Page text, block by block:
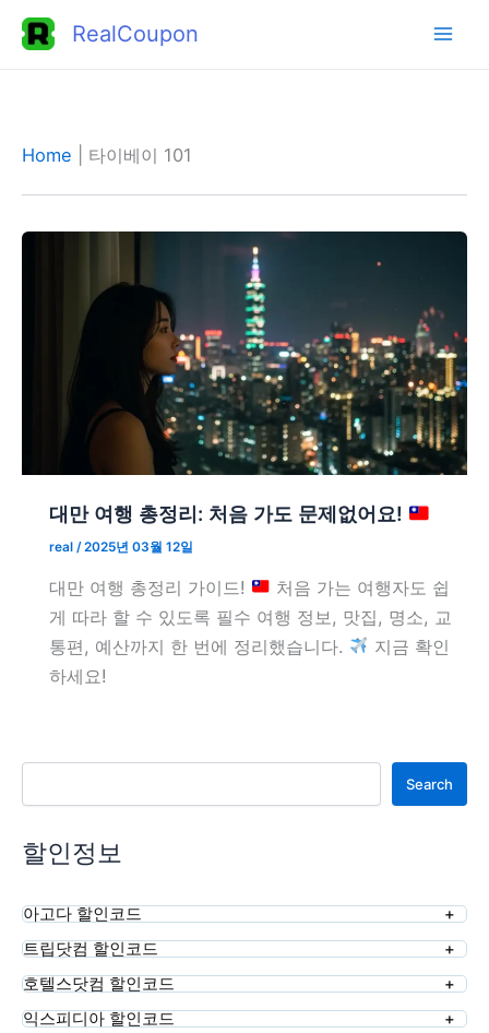
RealCoupon
Home 타이베이 101
대만 여행 총정리: 처음 가도 문제없어요!
real /2025년 03월 12일
대만 여행 총정리 가이드!
처음 가는 여행자도 쉽
게 따라 할 수 있도록 필수 여행 정보, 맛집, 명소, 교
통편, 예산까지 한 번에 정리했습니다.
지금 확인
하세요!
검색
Search
할인정보
아고다 할인코드
트립닷컴 할인코드
호텔스닷컴 할인코드
익스피디아 할인코드